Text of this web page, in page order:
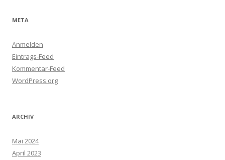
META
Anmelden
Eintrags-Feed
Kommentar-Feed
WordPress.org
ARCHIV
Mai 2024
April 2023